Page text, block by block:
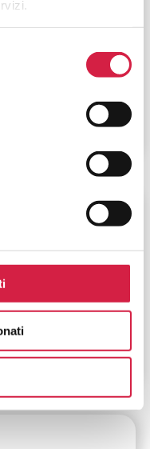
– IRCCS
– IRCCS